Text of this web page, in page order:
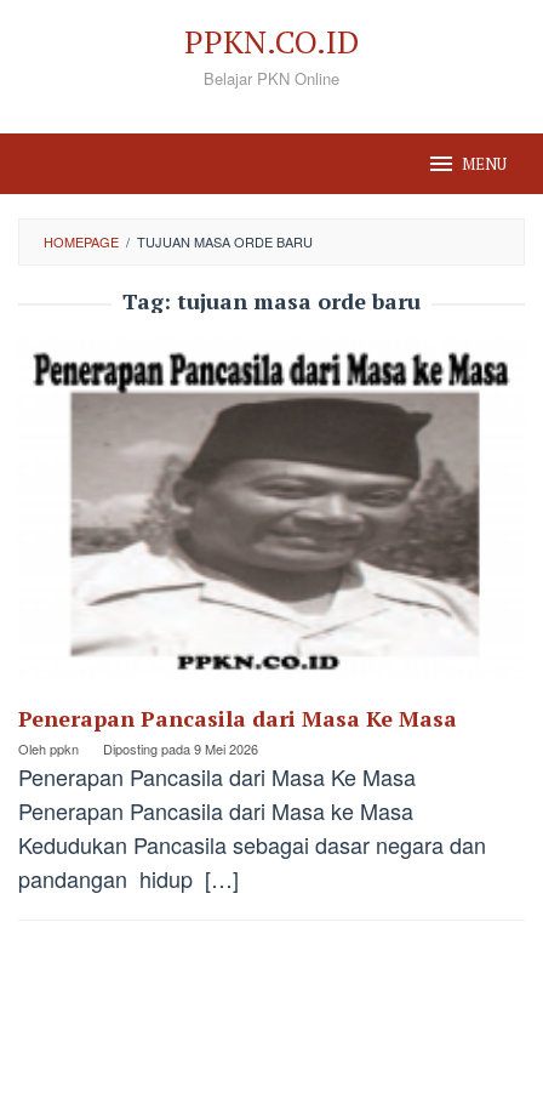
PPKN.CO.ID
Belajar PKN Online
MENU
HOMEPAGE / TUJUAN MASA ORDE BARU
Tag: tujuan masa orde baru
Penerapan Pancasila dari Masa Ke Masa
Olehppkn Diposting pada9 Mei 2026
Penerapan Pancasila dari Masa Ke Masa
Penerapan Pancasila dari Masa ke Masa
Kedudukan Pancasila sebagai dasar negara dan
pandangan hidup […]